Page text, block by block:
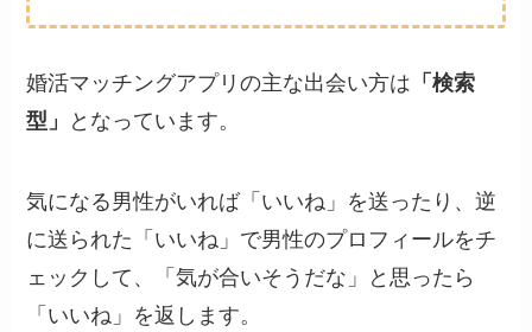
婚活マッチングアプリの主な出会い方は 「検索
型」
となっています。
気になる男性がいれば「いいね」を送ったり、逆
に送られた「いいね」で男性のプロフィールをチ
ェックして、「気が合いそうだな」と思ったら
「いいね」を返します。